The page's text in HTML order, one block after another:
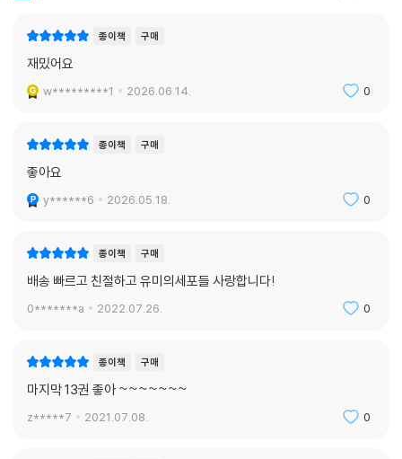
종이책 구매
재밌어요
w*********1 2026.06.14. 0
종이책 구매
좋아요
y******6 2026.05.18. 0
종이책 구매
배송 빠르고 친절하고 유미의세포들 사랑합니다!
0*******a 2022.07.26. 0
종이책 구매
마지막 13권 좋아 ~~~~~~~
z*****7 2021.07.08. 0